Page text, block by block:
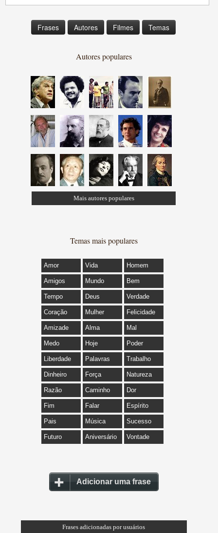
Frases Autores Filmes Temas
Autores populares
Mais autores populares
Temas mais populares
Amor Vida Homem
Amigos Mundo Bem
Tempo Deus Verdade
Coração Mulher Felicidade
Amizade Alma Mal
Medo Hoje Poder
Liberdade Palavras Trabalho
Dinheiro Força Natureza
Razão Caminho Dor
Fim Falar Espírito
Pais Música Sucesso
Futuro Aniversário Vontade
Adicionar uma frase
Frases adicionadas por usuários